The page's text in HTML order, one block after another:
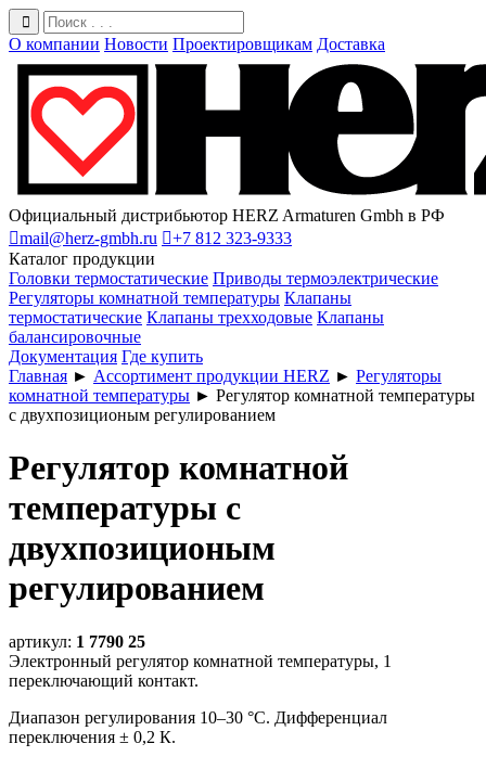
О компании Новости Проектировщикам Доставка
Официальный дистрибьютор HERZ Armaturen Gmbh в РФ
mail@herz-gmbh.ru +7 812 323-9333
Каталог продукции
Головки термостатические Приводы термоэлектрические
Регуляторы комнатной температуры Клапаны
термостатические Клапаны трехходовые Клапаны
балансировочные
Документация Где купить
Главная ► Ассортимент продукции HERZ ► Регуляторы
комнатной температуры ► Регулятор комнатной температуры
с двухпозиционым регулированием
Регулятор комнатной
температуры с
двухпозиционым
регулированием
артикул: 1 7790 25
Электронный регулятор комнатной температуры, 1
переключающий контакт.
Диапазон регулирования 10–30 °С. Дифференциал
переключения ± 0,2 К.